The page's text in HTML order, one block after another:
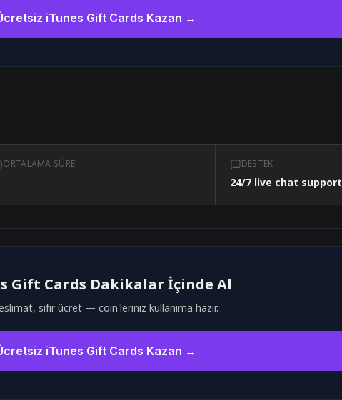
iTunes Gift Cards Kazan →
ORTALAMA SÜRE DESTEK
24/7 live chat support
Gift Cards Dakikalar İçinde Al
sıfır ücret — coin'leriniz kullanıma hazır.
iTunes Gift Cards Kazan →